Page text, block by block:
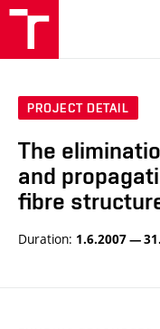
PROJECT DETAIL
The
and
fibre
Duration: 1.6.2007 —